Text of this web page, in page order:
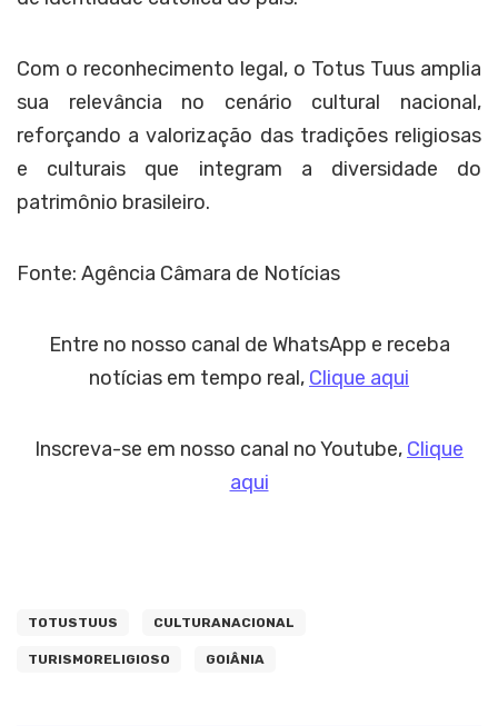
Com o reconhecimento legal, o Totus Tuus amplia
sua relevância no cenário cultural nacional,
reforçando a valorização das tradições religiosas
e culturais que integram a diversidade do
patrimônio brasileiro.
Fonte: Agência Câmara de Notícias
Entre no nosso canal de WhatsApp e receba
notícias em tempo real, Clique aqui
Inscreva-se em nosso canal no Youtube, Clique
aqui
TOTUSTUUS CULTURANACIONAL
TURISMORELIGIOSO GOIÂNIA